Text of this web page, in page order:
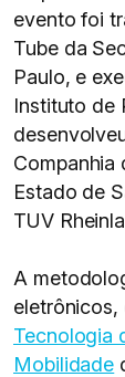
evento foi
Tube da
Paulo, e
Instituto de
Companhia
Estado de
TUV
A
Tecnologia
Mobilidade